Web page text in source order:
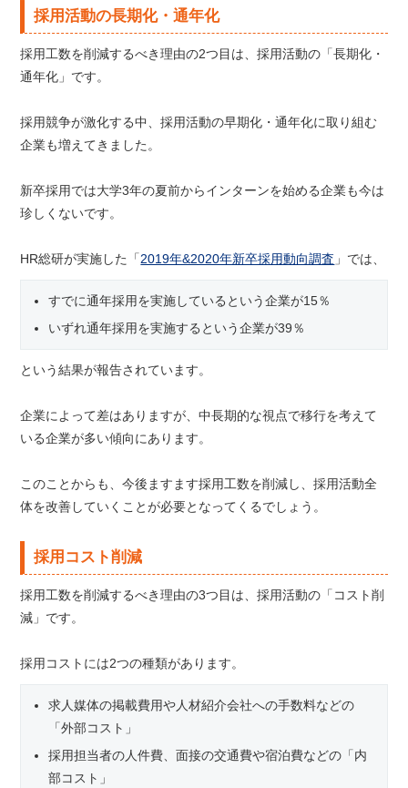
採用活動の長期化・通年化
採用工数を削減するべき理由の2つ目は、採用活動の「長期化・
通年化」です。
採用競争が激化する中、採用活動の早期化・通年化に取り組む
企業も増えてきました。
新卒採用では大学3年の夏前からインターンを始める企業も今は
珍しくないです。
HR総研が実施した「2019年&2020年新卒採用動向調査 」では、
すでに通年採用を実施しているという企業が15％
いずれ通年採用を実施するという企業が39％
という結果が報告されています。
企業によって差はありますが、中長期的な視点で移行を考えて
いる企業が多い傾向にあります。
このことからも、今後ますます採用工数を削減し、採用活動全
体を改善していくことが必要となってくるでしょう。
採用コスト削減
採用工数を削減するべき理由の3つ目は、採用活動の「コスト削
減」です。
採用コストには2つの種類があります。
求人媒体の掲載費用や人材紹介会社への手数料などの
「外部コスト」
採用担当者の人件費、面接の交通費や宿泊費などの「内
部コスト」